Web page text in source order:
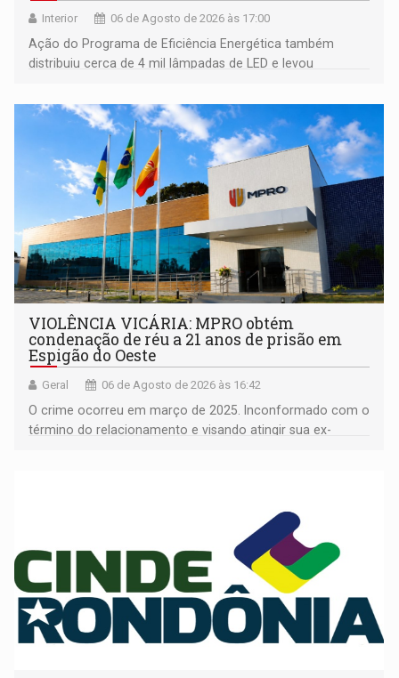
Interior 06 de Agosto de 2026 às 17:00
Ação do Programa de Eficiência Energética também
distribuiu cerca de 4 mil lâmpadas de LED e levou
comunidade
VIOLÊNCIA VICÁRIA: MPRO obtém
condenação de réu a 21 anos de prisão em
Espigão do Oeste
Geral 06 de Agosto de 2026 às 16:42
O crime ocorreu em março de 2025. Inconformado com o
término do relacionamento e visando atingir sua ex-